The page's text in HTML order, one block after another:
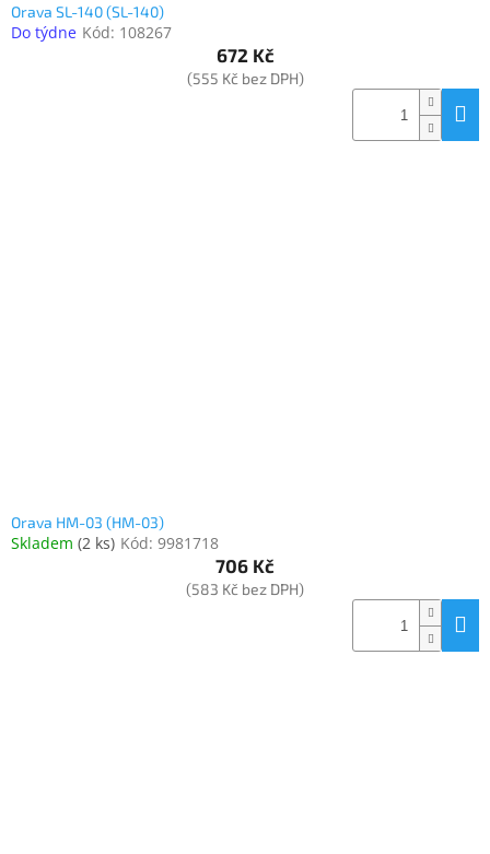
Orava SL-140 (SL-140)
Do týdne Kód: 108267
672 Kč
(555 Kč bez DPH)
Orava HM-03 (HM-03)
Skladem (2 ks) Kód: 9981718
706 Kč
(583 Kč bez DPH)